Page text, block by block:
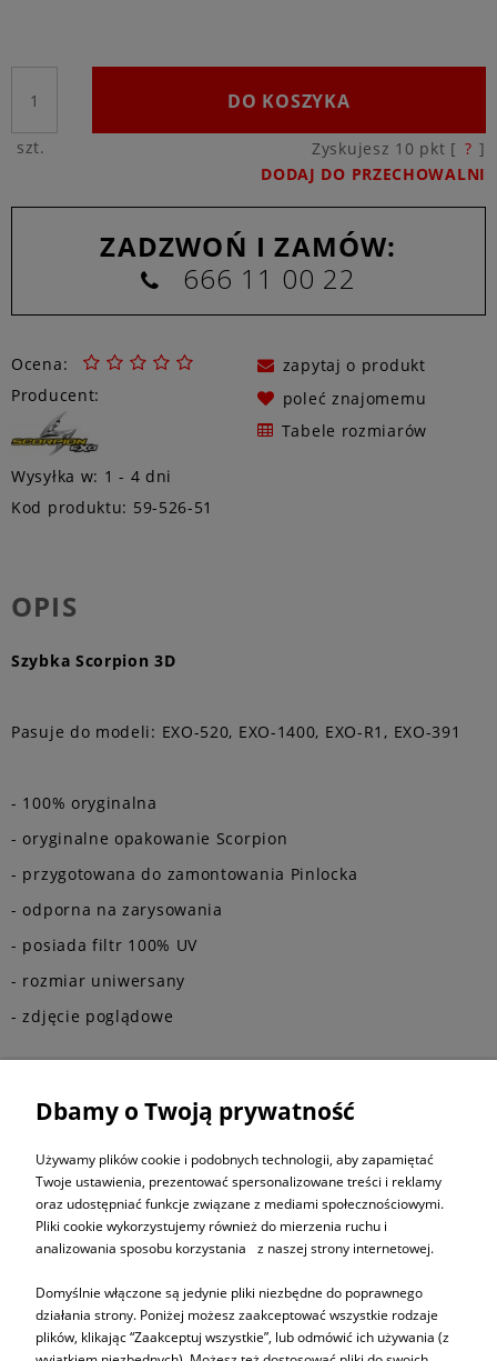
szt.
DO KOSZYKA
Zyskujesz 10 pkt [ ? ]
DODAJ DO PRZECHOWALNI
ZADZWOŃ I ZAMÓW:
666 11 00 22
Ocena:
Producent:
Wysyłka w: 1 - 4 dni
zapytaj o produkt
poleć znajomemu
Tabele rozmiarów
Kod produktu: 59-526-51
OPIS
Szybka Scorpion 3D
Pasuje do modeli: EXO-520, EXO-1400, EXO-R1, EXO-391
- 100% oryginalna
- oryginalne opakowanie Scorpion
- przygotowana do zamontowania Pinlocka
- odporna na zarysowania
- posiada filtr 100% UV
- rozmiar uniwersany
- zdjęcie poglądowe
ZAPISZ SIĘ DO
NEWSLETTERA
Informacje
Dbamy o Twoją prywatność
Używamy plików cookie i podobnych technologii, aby zapamiętać
Twoje ustawienia, prezentować spersonalizowane treści i reklamy
oraz udostępniać funkcje związane z mediami społecznościowymi.
Pliki cookie wykorzystujemy również do mierzenia ruchu i
analizowania sposobu korzystania z naszej strony internetowej.
Domyślnie włączone są jedynie pliki niezbędne do poprawnego
działania strony. Poniżej możesz zaakceptować wszystkie rodzaje
plików, klikając “Zaakceptuj wszystkie”, lub odmówić ich używania (z